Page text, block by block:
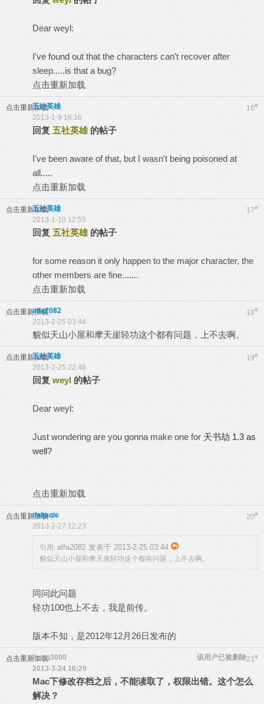
Dear weyl:
I've found out that the characters can't recover after
sleep.....is that a bug?
点击重新加载
点击重新加载 16#
五社英雄
2013-1-9 16:16
回复 五社英雄的帖子
I've been aware of that, but I wasn't being poisoned at
all.....
点击重新加载
点击重新加载 17#
五社英雄
2013-1-10 12:55
回复 五社英雄的帖子
for some reason it only happen to the major character, the
other members are fine.......
点击重新加载
点击重新加载 18#
alfa2082
2013-2-25 03:44
貌似天山小屋和摩天崖轻功这个都有问题，上不去啊。
点击重新加载 19#
五社英雄
2013-2-25 22:46
回复 weyl 的帖子
Dear weyl:
Just wondering are you gonna make one for 天书劫 1.3 as
well?
点击重新加载
点击重新加载 20#
dahaqie
2013-2-27 12:23
引用: alfa2082 发表于 2013-2-25 03:44
貌似天山小屋和摩天崖轻功这个都有问题，上不去啊。
同问此问题
轻功100也上不去，我是前传。
版本不知，是2012年12月26日发布的
点击重新加载 21#
fcrpg3000
该用户已被删除
2013-3-24 16:29
Mac下修改存档之后，不能读取了，权限出错。这个怎么
解决？